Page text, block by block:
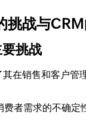
挑战与
要挑战
在销售和客户管
费者需求的不确